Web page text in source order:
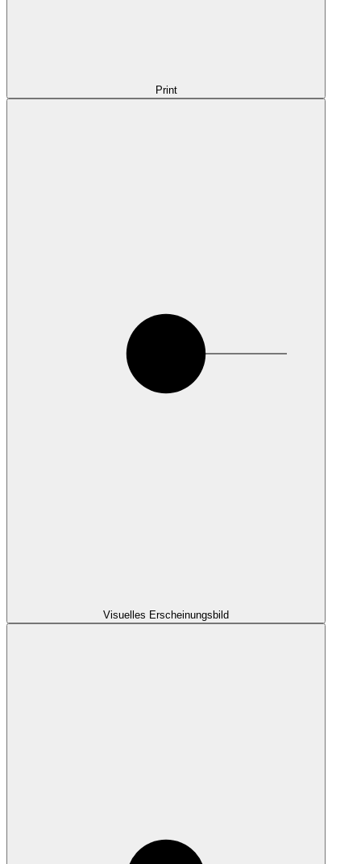
Print
Visuelles Erscheinungsbild